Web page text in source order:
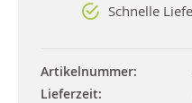
Schnelle
Artikelnummer
Lieferzeit